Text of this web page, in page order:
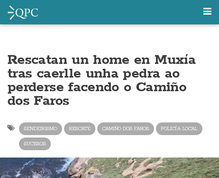
Rescatan un home en Muxía
tras caerlle unha pedra ao
perderse facendo o Camiño
dos Faros
SENDEIRISMO RESCATE CAMIÑO DOS FAROS POLICÍA LOCAL
SUCESOS